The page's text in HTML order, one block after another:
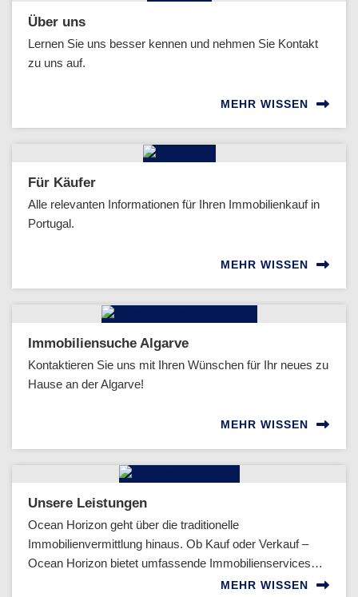
Über uns
Lernen Sie uns besser kennen und nehmen Sie Kontakt
zu uns auf.
MEHR WISSEN
Für Käufer
Alle relevanten Informationen für Ihren Immobilienkauf in
Portugal.
MEHR WISSEN
Immobiliensuche Algarve
Kontaktieren Sie uns mit Ihren Wünschen für Ihr neues zu
Hause an der Algarve!
MEHR WISSEN
Unsere Leistungen
Ocean Horizon geht über die traditionelle
Immobilienvermittlung hinaus. Ob Kauf oder Verkauf –
Ocean Horizon bietet umfassende Immobilienservices…
MEHR WISSEN